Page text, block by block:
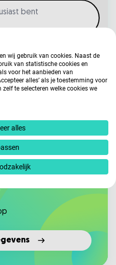
voor
deels geautomatiseerd
kun je nalezen hoe
wij gebruik van cookies. Naast de
van statistische cookies en
voor het aanbieden van
alles’ als je toestemming voor
te selecteren welke cookies we
alles